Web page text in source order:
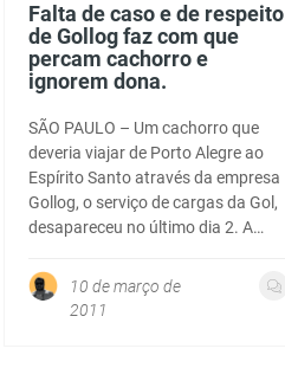
Falta de caso e de respeito
de Gollog faz com que
percam cachorro e
ignorem dona.
SÃO PAULO – Um cachorro que
deveria viajar de Porto Alegre ao
Espírito Santo através da empresa
Gollog, o serviço de cargas da Gol,
desapareceu no último dia 2. A…
10 de março de
2011